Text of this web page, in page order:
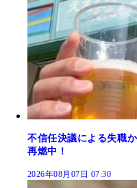
不信任決議による失職
再燃中！
2026年08月07日 07:30